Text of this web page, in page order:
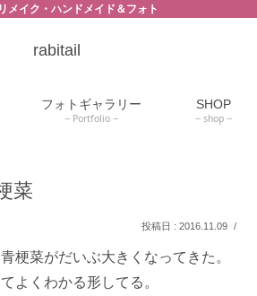
メイク・ハンドメイド＆フォト
rabitail
フォトギャラリー
Portfolio
SHOP
shop
菜
2016.11.09
梗菜がだいぶ大きくなってきた。
よくわかる形してる。